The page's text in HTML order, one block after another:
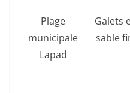
Plage
municipale
Lapad
Galets
sable